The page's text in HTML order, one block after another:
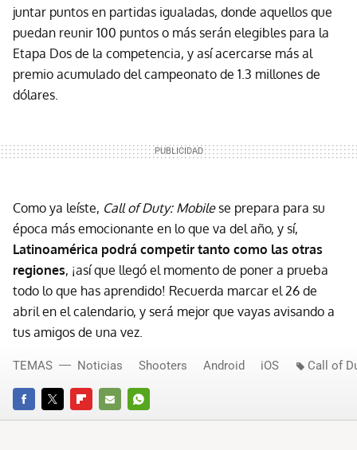
juntar puntos en partidas igualadas, donde aquellos que
puedan reunir 100 puntos o más serán elegibles para la
Etapa Dos de la competencia, y así acercarse más al
premio acumulado del campeonato de 1.3 millones de
dólares.
Como ya leíste, Call of Duty: Mobilese prepara para su
época más emocionante en lo que va del año, y sí,
Latinoamérica podrá competir tanto como las otras
regiones, ¡así que llegó el momento de poner a prueba
todo lo que has aprendido! Recuerda marcar el 26 de
abril en el calendario, y será mejor que vayas avisando a
tus amigos de una vez.
FACEBOOKTWITTERFLIPBOARD
E-
WHATSAPP
TEMAS Noticias Shooters Android iOS Call of